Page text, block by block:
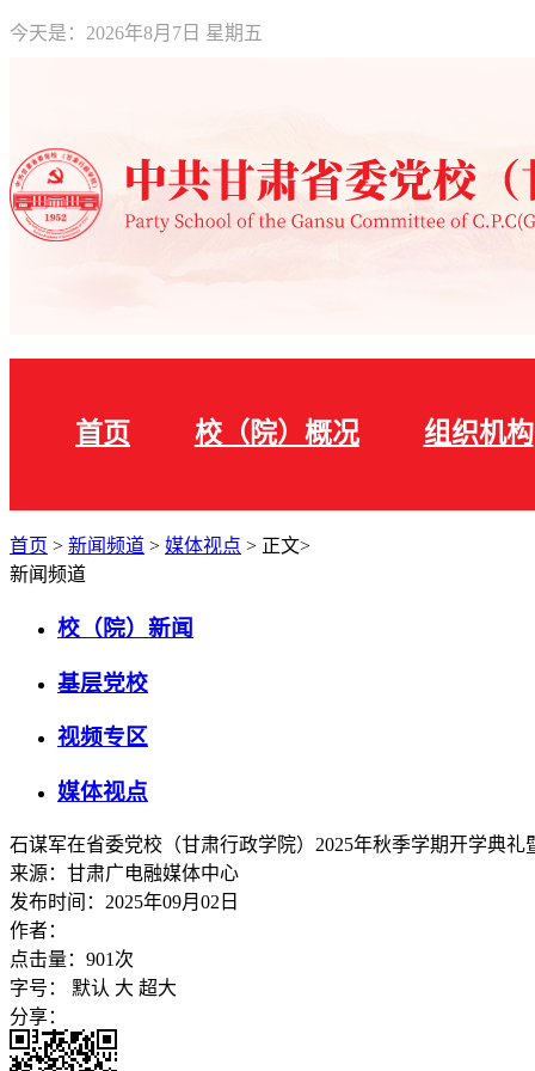
今天是： 2026年8月7日 星期五
首页 校（院）概况 组织机构
首页 > 新闻频道 > 媒体视点 > 正文>
新闻频道
校（院）新闻
基层党校
视频专区
媒体视点
石谋军在省委党校（甘肃行政学院）2025年秋季学期开学典
来源：甘肃广电融媒体中心
发布时间：2025年09月02日
作者：
点击量： 901 次
字号： 默认 大 超大
分享：